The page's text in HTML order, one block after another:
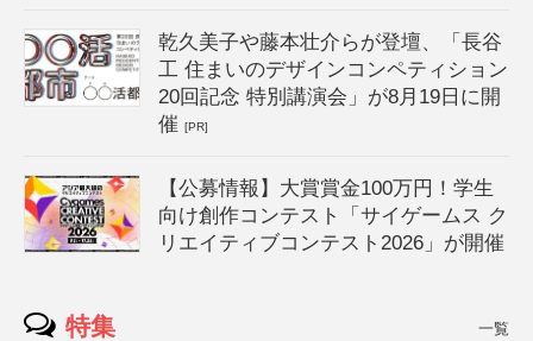
乾久美子や藤本壮介らが登壇、「長谷
工 住まいのデザインコンペティション
20回記念 特別講演会」が8月19日に開
催[PR]
【公募情報】大賞賞金100万円！学生
向け創作コンテスト「サイゲームス ク
リエイティブコンテスト2026」が開催
特集 一覧